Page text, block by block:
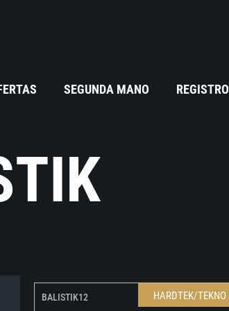
SEGUNDA MANO REGISTRO
BALISTIK12 HARDTEK/TEKNO